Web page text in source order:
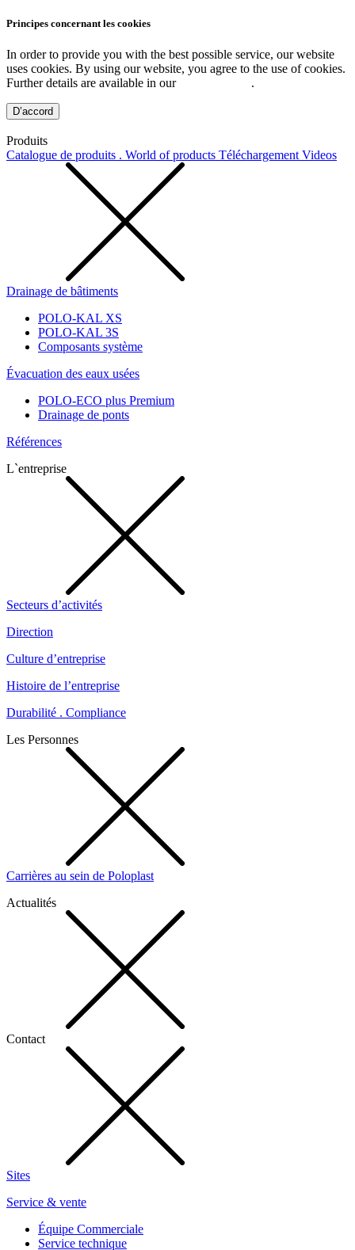
Principes concernant les cookies
In order to provide you with the best possible service, our website
uses cookies. By using our website, you agree to the use of cookies.
Further details are available in our
.
D’accord
Produits
Catalogue de produits . World of products Téléchargement Videos
Drainage de bâtiments
POLO-KAL XS
POLO-KAL 3S
Composants système
Évacuation des eaux usées
POLO-ECO plus Premium
Drainage de ponts
Références
L`entreprise
Secteurs d’activités
Direction
Culture d’entreprise
Histoire de l’entreprise
Durabilité . Compliance
Les Personnes
Carrières au sein de Poloplast
Actualités
Contact
Sites
Service & vente
Équipe Commerciale
Service technique